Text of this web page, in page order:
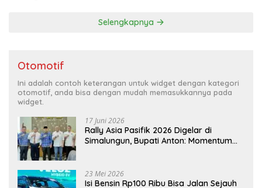
Selengkapnya
Otomotif
Ini adalah contoh keterangan untuk widget dengan kategori
otomotif, anda bisa dengan mudah memasukkannya pada
widget.
17 Juni 2026
Rally Asia Pasifik 2026 Digelar di
Simalungun, Bupati Anton: Momentum
23 Mei 2026
Isi Bensin Rp100 Ribu Bisa Jalan Sejauh